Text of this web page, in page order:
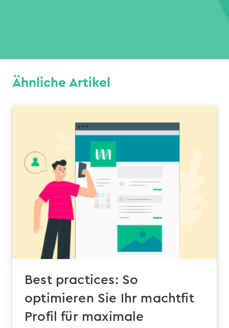
Ähnliche Artikel
Best practices: So
optimieren Sie Ihr machtfit
Profil für maximale